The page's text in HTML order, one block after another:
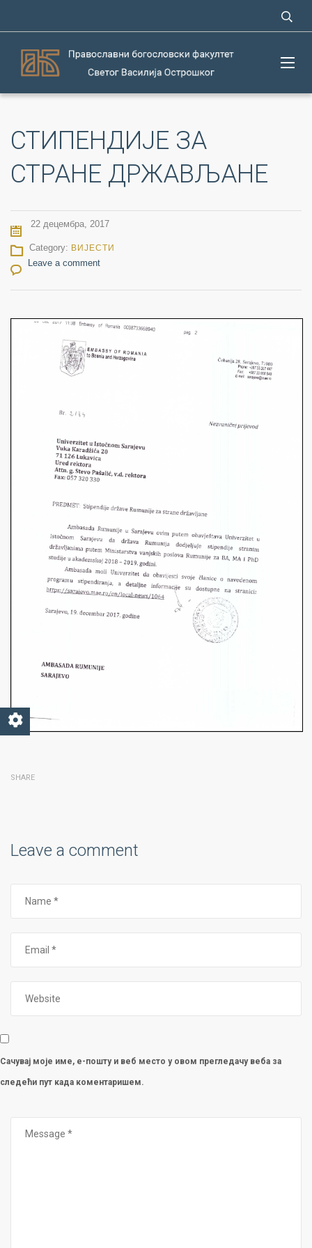
СТИПЕНДИЈЕ ЗА
СТРАНЕ ДРЖАВЉАНЕ
22 децембра, 2017
Category: ВИЈЕСТИ
Leave a comment
SHARE
Leave a comment
Сачувај моје име, е-пошту и веб место у овом прегледачу веба за
следећи пут када коментаришем.